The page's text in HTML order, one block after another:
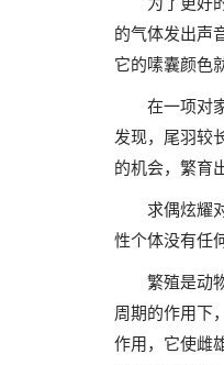
的气体发出声
它的嗉囊颜色
在一项对
发现，尾羽较
的机会，繁育
求偶炫耀
性个体没有任
繁殖是动
周期的作用下
作用，它使雌